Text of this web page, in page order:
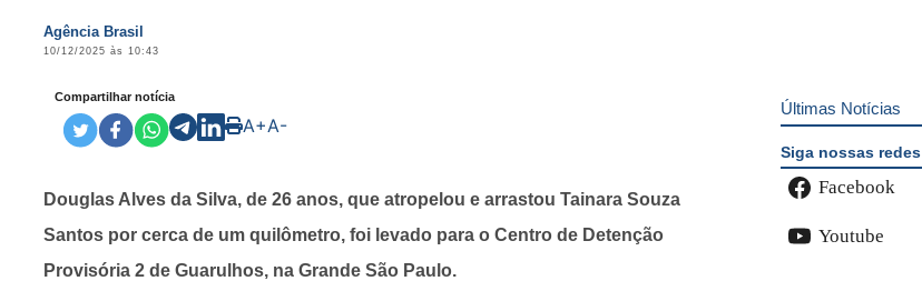
Agência Brasil
10/12/2025 às 10:43
Compartilhar notícia
A+A-
Douglas Alves da Silva, de 26 anos, que atropelou e arrastou Tainara Souza
Santos por cerca de um quilômetro, foi levado para o Centro de Detenção
Provisória 2 de Guarulhos, na Grande São Paulo.
Últimas Notícias
Siga nossas redes
Facebook
Youtube